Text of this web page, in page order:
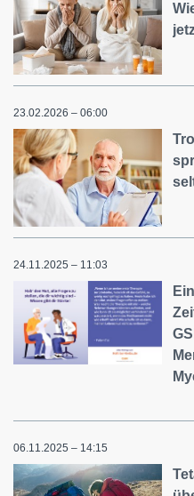
23.02.2026 – 06:00
24.11.2025 – 11:03
06.11.2025 – 14:15